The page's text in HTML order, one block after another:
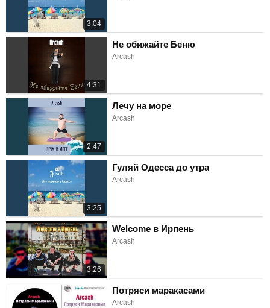
3:04
4:31
Не обижайте Беню
Arcash
2:47
Лечу на море
Arcash
3:25
Гуляй Одесса до утра
Arcash
3:26
Welcome в Ирпень
Arcash
Потряси маракасами
Arcash